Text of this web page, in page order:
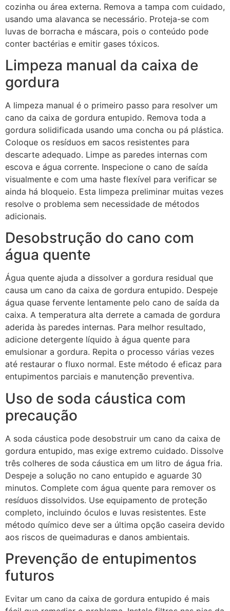
cozinha ou área externa. Remova a tampa com cuidado,
usando uma alavanca se necessário. Proteja-se com
luvas de borracha e máscara, pois o conteúdo pode
conter bactérias e emitir gases tóxicos.
Limpeza manual da caixa de
gordura
A limpeza manual é o primeiro passo para resolver um
cano da caixa de gordura entupido. Remova toda a
gordura solidificada usando uma concha ou pá plástica.
Coloque os resíduos em sacos resistentes para
descarte adequado. Limpe as paredes internas com
escova e água corrente. Inspecione o cano de saída
visualmente e com uma haste flexível para verificar se
ainda há bloqueio. Esta limpeza preliminar muitas vezes
resolve o problema sem necessidade de métodos
adicionais.
Desobstrução do cano com
água quente
Água quente ajuda a dissolver a gordura residual que
causa um cano da caixa de gordura entupido. Despeje
água quase fervente lentamente pelo cano de saída da
caixa. A temperatura alta derrete a camada de gordura
aderida às paredes internas. Para melhor resultado,
adicione detergente líquido à água quente para
emulsionar a gordura. Repita o processo várias vezes
até restaurar o fluxo normal. Este método é eficaz para
entupimentos parciais e manutenção preventiva.
Uso de soda cáustica com
precaução
A soda cáustica pode desobstruir um cano da caixa de
gordura entupido, mas exige extremo cuidado. Dissolve
três colheres de soda cáustica em um litro de água fria.
Despeje a solução no cano entupido e aguarde 30
minutos. Complete com água quente para remover os
resíduos dissolvidos. Use equipamento de proteção
completo, incluindo óculos e luvas resistentes. Este
método químico deve ser a última opção caseira devido
aos riscos de queimaduras e danos ambientais.
Prevenção de entupimentos
futuros
Evitar um cano da caixa de gordura entupido é mais